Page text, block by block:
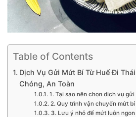
Table of Contents
Dịch Vụ Gửi Mứt Bí Từ Huế Đi
Chóng, An Toàn
1. Tại sao nên chọn dịch vụ
2. Quy trình vận chuyển mứt
3. Lưu ý nhỏ để mứt luôn ngon